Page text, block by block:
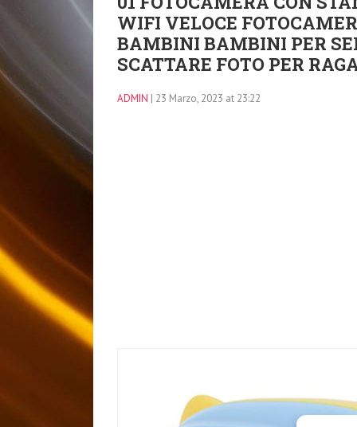
WIFI VELOCE
BAMBINI BAMBINI PER
SCATTARE FOTO PER
ADMIN | 23 Marzo, 2023 at 23:22